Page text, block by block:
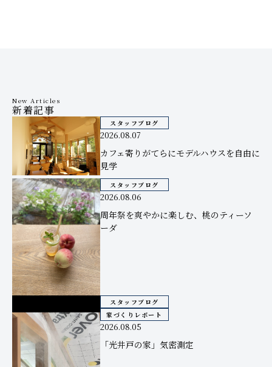
New Articles
新着記事
スタッフブログ
2026.08.07
カフェ寄りがてらにモデルハウスを自由に
見学
スタッフブログ
2026.08.06
周年祭を爽やかに楽しむ、桃のティーソ
ーダ
スタッフブログ
家づくりレポート
2026.08.05
「光井戸の家」気密測定